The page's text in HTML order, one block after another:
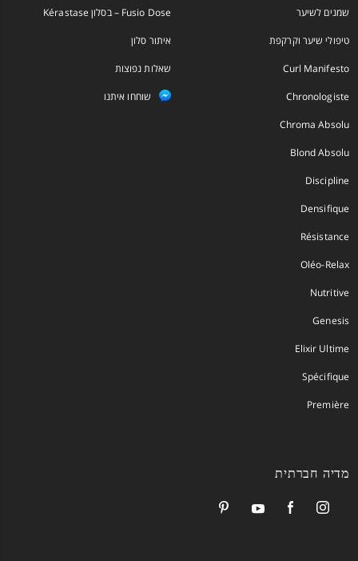
שמנים לשיער
טיפולי שיער וקרקפת
Curl Manifesto
Chronologiste
Chroma Absolu
Blond Absolu
Discipline
Densifique
Résistance
Oléo-Relax
Nutritive
Genesis
Elixir Ultime
Spécifique
Première
Fusio Dose – בסלון Kérastase
איתור סלון
שאלות נפוצות
שוחחו איתנו
מדיה חברתית